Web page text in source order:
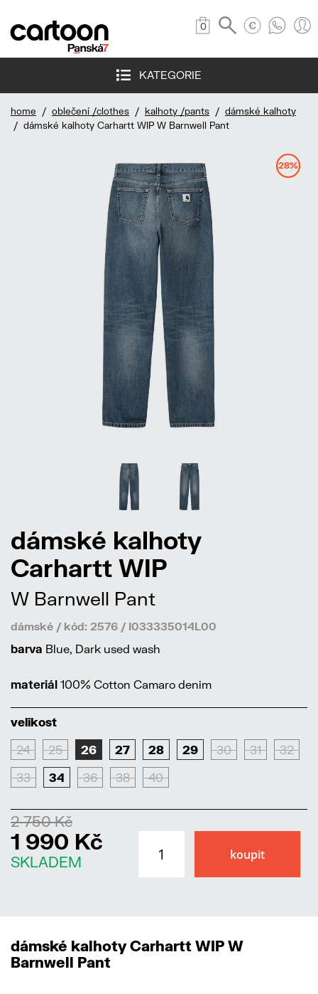
0
KATEGORIE
home / oblečení /clothes / kalhoty /pants / dámské kalhoty
/ dámské kalhoty Carhartt WIP W Barnwell Pant
28%
dámské kalhoty
Carhartt WIP
W Barnwell Pant
dámské / kód: 2576 / I033335014L00
barva Blue, Dark used wash
materiál 100% Cotton Camaro denim
velikost
24 25 26 27 28 29 30 31 32
33 34 36 38 40
2 750 Kč
1 990 Kč
SKLADEM
dámské kalhoty Carhartt WIP W
Barnwell Pant